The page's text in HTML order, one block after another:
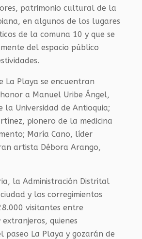
patrimonio cultural de la
en algunos de los lugares
de la comuna 10 y que se
del espacio público
La Playa se encuentran
a Manuel Uribe Ángel,
la Universidad de Antioquia;
pionero de la medicina
María Cano, líder
artista Débora Arango,
la Administración Distrital
y los corregimientos
visitantes entre
quienes
paseo La Playa y gozarán de